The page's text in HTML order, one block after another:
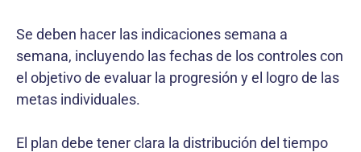
Se deben hacer las indicaciones semana a
semana, incluyendo las fechas de los controles con
el objetivo de evaluar la progresión y el logro de las
metas individuales.
El plan debe tener clara la distribución del tiempo